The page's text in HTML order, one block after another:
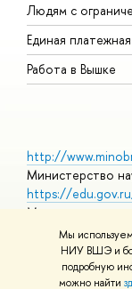
Мы
НИУ ВШЭ и
подробную
можно найти
Людям с
Единая
Работа в Вышке
http://
Министерство
https://
Министерство
https://
Массовые